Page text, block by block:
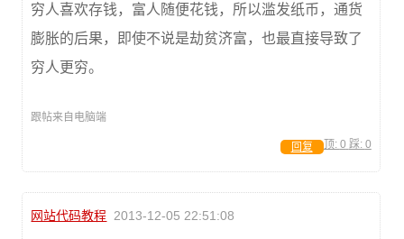
穷人喜欢存钱，富人随便花钱，所以滥发纸币，通货
膨胀的后果，即使不说是劫贫济富，也最直接导致了
穷人更穷。
跟帖来自电脑端
顶: 0 踩: 0
回复
网站代码教程 2013-12-05 22:51:08